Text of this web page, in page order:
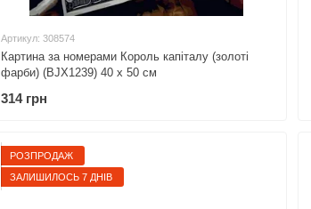
Артикул: 308574
Картина за номерами Король капіталу (золоті
фарби) (BJX1239) 40 х 50 см
314 грн
РОЗПРОДАЖ
ЗАЛИШИЛОСЬ 7 ДНІВ